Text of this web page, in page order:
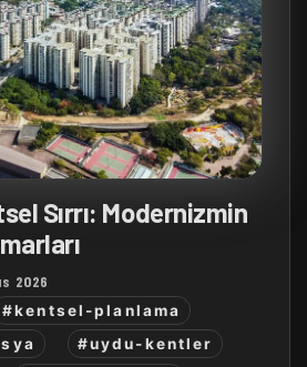
Sırrı: Modernizmin
2026
#kentsel-planlama
#uydu-kentler